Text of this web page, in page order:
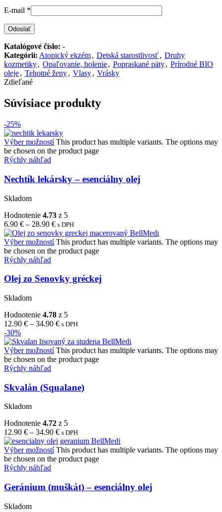
E-mail *
Katalógové číslo: -
Kategórií: Atopický ekzém, Detská starostlivosť, Druhy
kozmetiky, Opaľovanie, holenie, Popraskané päty, Prírodné BIO
oleje, Tehotné ženy, Vlasy, Vrásky
Zdieľané
Súvisiace produkty
-25%
Výber možností This product has multiple variants. The options may
be chosen on the product page
Rýchly náhľad
Nechtík lekársky – esenciálny olej
Skladom
Hodnotenie 4.73 z 5
6.90 € – 28.90 € s DPH
Výber možností This product has multiple variants. The options may
be chosen on the product page
Rýchly náhľad
Olej zo Senovky gréckej
Skladom
Hodnotenie 4.78 z 5
12.90 € – 34.90 € s DPH
-30%
Výber možností This product has multiple variants. The options may
be chosen on the product page
Rýchly náhľad
Skvalán (Squalane)
Skladom
Hodnotenie 4.72 z 5
12.90 € – 34.90 € s DPH
Výber možností This product has multiple variants. The options may
be chosen on the product page
Rýchly náhľad
Geránium (muškát) – esenciálny olej
Skladom